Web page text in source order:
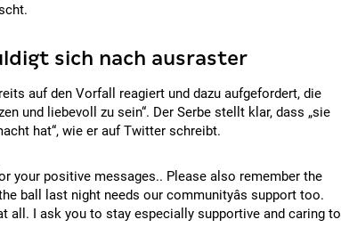
sich nach ausraster
auf den Vorfall reagiert und dazu aufgefordert, die
und liebevoll zu sein“. Der Serbe stellt klar, dass „sie
hat“, wie er auf Twitter schreibt.
your positive messages.. Please also remember the
ball last night needs our communityâs support too.
at all. I ask you to stay especially supportive and caring to